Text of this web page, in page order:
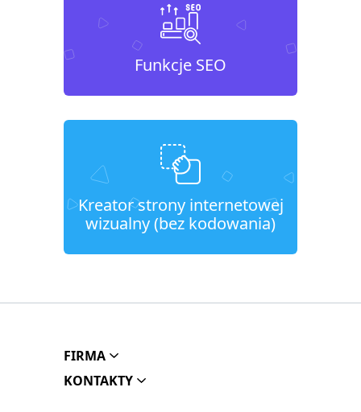
Funkcje SEO
Kreator strony internetowej
wizualny (bez kodowania)
FIRMA
KONTAKTY